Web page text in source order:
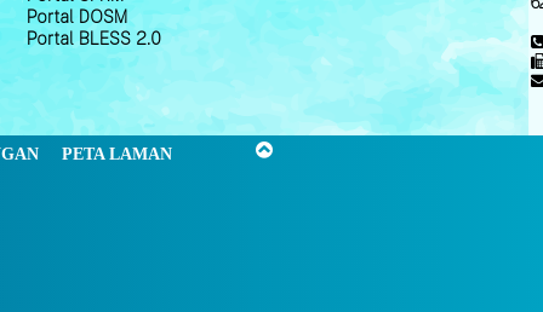
Portal DOSM
Portal BLESS 2.0
PETA LAMAN